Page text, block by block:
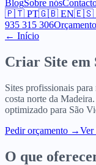
BlogSobre nós
🇵🇹 PT🇬🇧 EN🇪🇸
935 315 306
← Início
Criar Site em
Sites profissionais
costa norte da
optimizado para São
Pedir orçamento →Ver
O que